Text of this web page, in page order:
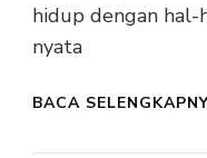
hidup dengan hal-
nyata
BACA